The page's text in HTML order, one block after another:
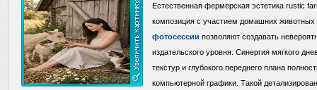
Естественная фермерская эстетика rustic
композиция с участием домашних
фотосессии позволяют создавать
издательского уровня. Синергия мягкого
текстур и глубокого переднего плана
компьютерной графики. Такой